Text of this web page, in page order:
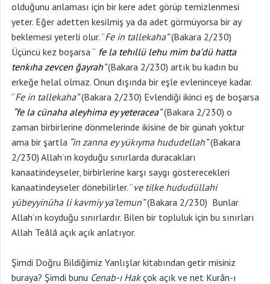
olduğunu anlaması için bir kere adet görüp temizlenmesi
yeter. Eğer adetten kesilmiş ya da adet görmüyorsa bir ay
beklemesi yeterli olur. “Fe in tallekaha”(Bakara 2/230)
Üçüncü kez boşarsa “ fe la tehıllü lehu mim ba’dü hatta
tenkıha zevcen ğayrah”(Bakara 2/230) artık bu kadın bu
erkeğe helal olmaz. Onun dışında bir eşle evleninceye kadar.
“Fe in tallekaha”(Bakara 2/230) Evlendiği ikinci eş de boşarsa
“fe la cünaha aleyhima ey yeteracea”(Bakara 2/230) o
zaman birbirlerine dönmelerinde ikisine de bir günah yoktur
ama bir şartla “in zanna ey yükıyma hududellah”(Bakara
2/230) Allah’ın koyduğu sınırlarda duracakları
kanaatindeyseler, birbirlerine karşı saygı gösterecekleri
kanaatindeyseler dönebilirler. “ve tilke hududüllahi
yübeyyinüha li kavmiy ya’lemun”(Bakara 2/230) Bunlar
Allah’ın koyduğu sınırlardır. Bilen bir topluluk için bu sınırları
Allah Teâlâ açık açık anlatıyor.
Şimdi Doğru Bildiğimiz Yanlışlar kitabından getir misiniz
buraya? Şimdi bunu Cenab-ı Hakçok açık ve net Kurân-ı